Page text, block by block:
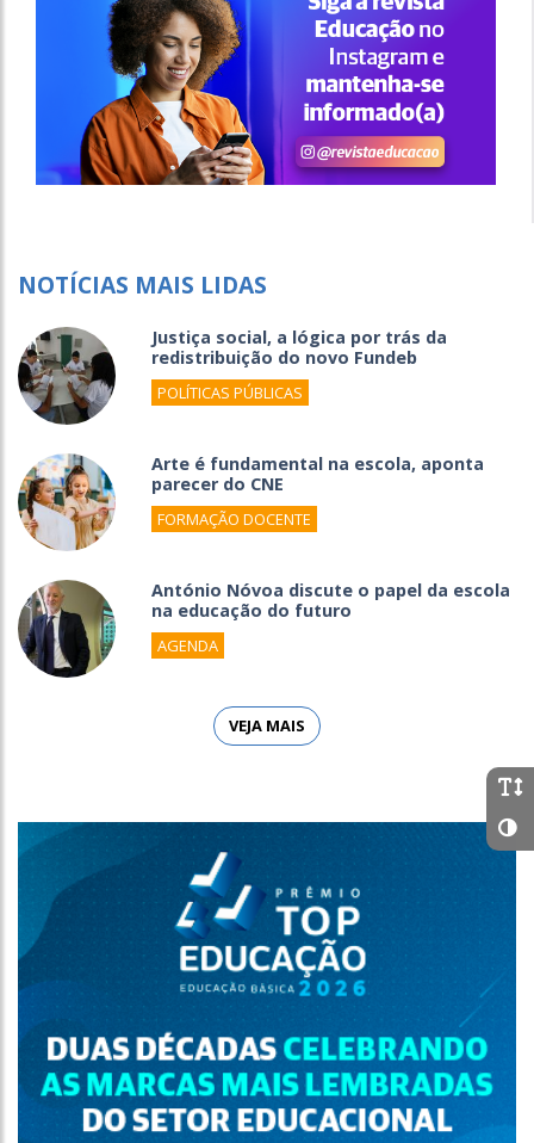
NOTÍCIAS MAIS LIDAS
Justiça social, a lógica por trás da
redistribuição do novo Fundeb
POLÍTICAS PÚBLICAS
Arte é fundamental na escola, aponta
parecer do CNE
FORMAÇÃO DOCENTE
António Nóvoa discute o papel da escola
na educação do futuro
AGENDA
VEJA MAIS